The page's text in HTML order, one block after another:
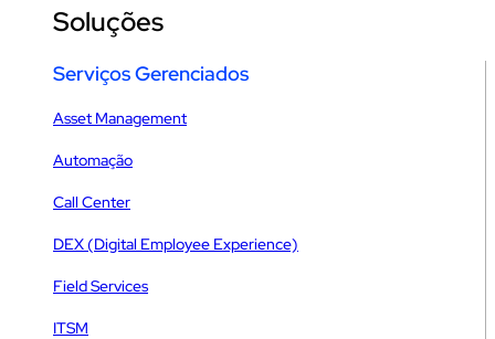
Soluções
Serviços Gerenciados
Asset Management
Automação
Call Center
DEX (Digital Employee Experience)
Field Services
ITSM